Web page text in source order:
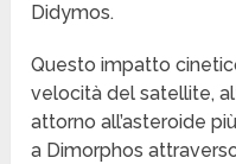
Didymos.
Questo impatto
velocità del satellite,
attorno all’asteroide
a Dimorphos